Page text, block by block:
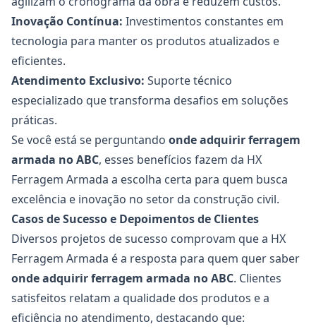
Inovação Contínua: Investimentos constantes em
tecnologia para manter os produtos atualizados e
eficientes.
Atendimento Exclusivo: Suporte técnico
especializado que transforma desafios em soluções
práticas.
Se você está se perguntando onde adquirir ferragem
armada no ABC, esses benefícios fazem da HX
Ferragem Armada a escolha certa para quem busca
excelência e inovação no setor da construção civil.
Casos de Sucesso e Depoimentos de Clientes
Diversos projetos de sucesso comprovam que a HX
Ferragem Armada é a resposta para quem quer saber
onde adquirirferragem armada no ABC. Clientes
satisfeitos relatam a qualidade dos produtos e a
eficiência no atendimento, destacando que: